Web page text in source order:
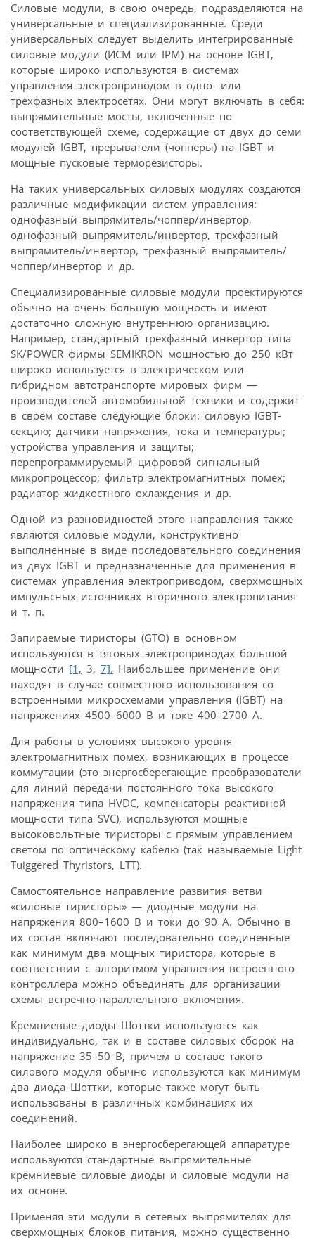
Силовые модули, в свою очередь, подразделяются на
универсальные и специализированные. Среди
универсальных следует выделить интегрированные
силовые модули (ИСМ или IPM) на основе IGBT,
которые широко используются в системах
управления электроприводом в одно- или
трехфазных электро­сетях. Они могут включать в себя:
выпрямительные мосты, включенные по
соответствующей схеме, содержащие от двух до семи
модулей IGBT, прерыватели (чопперы) на IGBT и
мощные пусковые терморезисторы.
На таких универсальных силовых модулях создаются
различные модификации систем управления:
однофазный выпрямитель/чоппер/инвертор,
однофазный выпрямитель/инвертор, трехфазный
выпрямитель/инвертор, трехфазный выпрямитель/
чоппер/инвертор и др.
Специализированные силовые модули проектируются
обычно на очень большую мощность и имеют
достаточно сложную внутреннюю организацию.
Например, стандартный трехфазный инвертор типа
SK/POWER фирмы SEMIKRON мощностью до 250 кВт
широко используется в электрическом или
гибридном авто­транспорте мировых фирм —
производителей автомобильной техники и содержит
в своем составе следующие блоки: силовую IGBT-
секцию; датчики напряжения, тока и температуры;
устройства управления и защиты;
перепрограммируемый цифровой сигнальный
микропроцессор; фильтр электромагнитных помех;
радиатор жидкостного охлаждения и др.
Одной из разновидностей этого направления также
являются силовые модули, конструктивно
выполненные в виде последовательного соединения
из двух IGBT и предназначенные для применения в
системах управления электроприводом, сверхмощных
импульсных источниках вторичного электропитания
и т. п.
Запираемые тиристоры (GTO) в основном
используются в тяговых электроприводах большой
мощности [1, 3, 7]. Наибольшее применение они
находят в случае совместного использования со
встроенными микросхемами управления (IGBT) на
напряжениях 4500–6000 В и токе 400–2700 А.
Для работы в условиях высокого уровня
электромагнитных помех, возникающих в процессе
коммутации (это энергосберегающие преобразователи
для линий передачи постоянного тока высокого
напряжения типа HVDC, компенсаторы реактивной
мощности типа SVC), используются мощные
высоковольтные тиристоры с прямым управлением
светом по оптическому кабелю (так называемые Light
Tuiggered Thyristors, LTT).
Самостоятельное направление развития ветви
«силовые тиристоры» — диодные модули на
напряжения 800–1600 В и токи до 90 А. Обычно в
их состав включают последовательно соединенные
как минимум два мощных тиристора, которые в
соответствии с алгоритмом управления встроенного
контроллера можно объединять для организации
схемы встречно-параллельного включения.
Кремниевые диоды Шоттки используются как
индивидуально, так и в составе силовых сборок на
напряжение 35–50 В, причем в составе такого
силового модуля обычно используются как минимум
два диода Шоттки, которые также могут быть
использованы в различных комбинациях их
соединений.
Наиболее широко в энергосберегающей аппаратуре
используются стандартные выпрямительные
кремниевые силовые диоды и силовые модули на
их основе.
Применяя эти модули в сетевых выпрямителях для
сверхмощных блоков питания, можно существенно